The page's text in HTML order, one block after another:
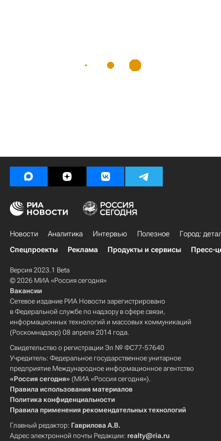
Новости Аналитика Интервью Полезное
Город:
Спецпроекты
Реклама Продукты и сервисы Пресс-
Версия 2023.1 Beta
© 2026 МИА «Россия сегодня»
Вакансии
Сетевое издание РИА Новости зарегистрировано
в Федеральной службе по надзору в сфере связи,
информационных технологий и массовых коммуникаций
(Роскомнадзор) 08 апреля 2014 года.
Свидетельство о регистрации Эл № ФС77-57640
Учредитель: Федеральное государственное унитарное
предприятие Международное информационное агентство
«Россия сегодня» (МИА «Россия сегодня»).
Правила использования материалов
Политика конфиденциальности
Правила применения рекомендательных технологий
Главный редактор: Гаврилова А.В.
Адрес электронной почты Редакции: realty@ria.ru